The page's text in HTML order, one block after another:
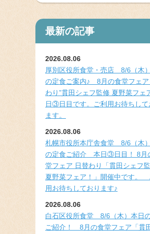
最新の記事
2026.08.06
厚別区役所食堂・売店 8/6（木
の定食ご案内♪ 8月の食堂フェア
わり”貫田シェフ監修 夏野菜フェ
日③日目です。ご利用お待ちして
ます。
2026.08.06
札幌市役所本庁舎食堂 8/6（木
の定食ご紹介 本日③日目！ 8月
堂フェア 日替わり「貫田シェフ
夏野菜フェア！」開催中です。
用お待ちしております♪
2026.08.06
白石区役所食堂 8/6（木）本日
ご紹介！ 8月の食堂フェア「貫